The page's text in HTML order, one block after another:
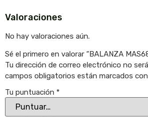
Valoraciones
No hay valoraciones aún.
Sé el primero en valorar “BALANZA
Tu dirección de correo electrónico no
campos obligatorios están marcados con
Tu puntuación *